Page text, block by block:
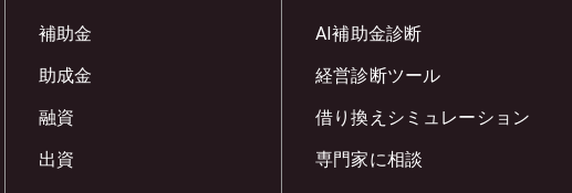
補助金
助成金
融資
出資
AI補助金診断
経営診断ツール
借り換えシミュレーション
専門家に相談